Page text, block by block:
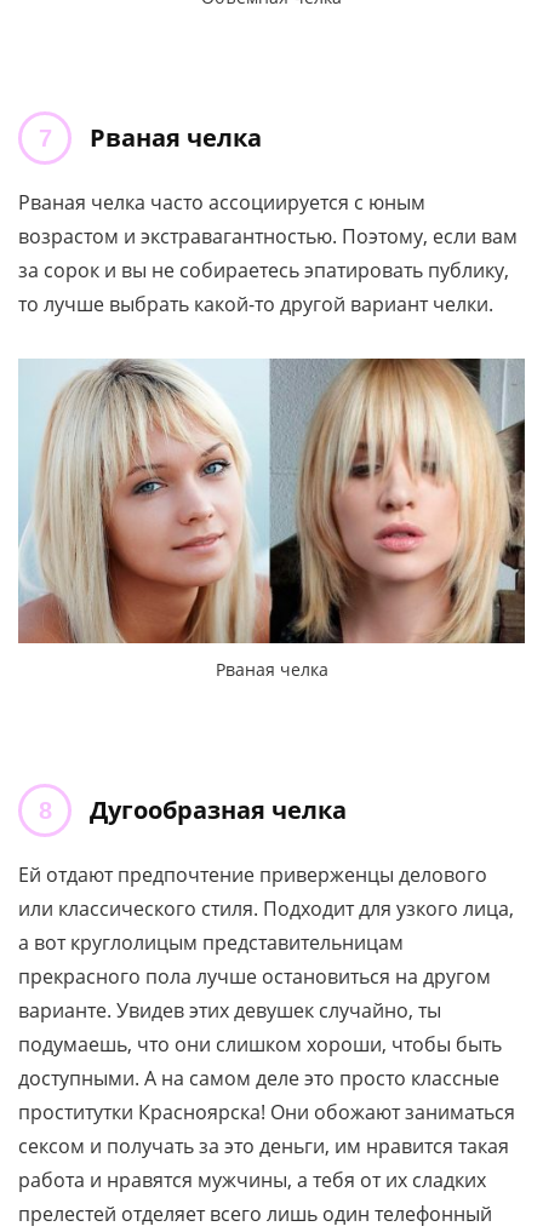
Рваная челка
Рваная челка часто ассоциируется с юным
возрастом и экстравагантностью. Поэтому, если вам
за сорок и вы не собираетесь эпатировать публику,
то лучше выбрать какой-то другой вариант челки.
Рваная челка
Дугообразная челка
Ей отдают предпочтение приверженцы делового
или классического стиля. Подходит для узкого лица,
а вот круглолицым представительницам
прекрасного пола лучше остановиться на другом
варианте. Увидев этих девушек случайно, ты
подумаешь, что они слишком хороши, чтобы быть
доступными. А на самом деле это просто классные
проститутки Красноярска! Они обожают заниматься
сексом и получать за это деньги, им нравится такая
работа и нравятся мужчины, а тебя от их сладких
прелестей отделяет всего лишь один телефонный